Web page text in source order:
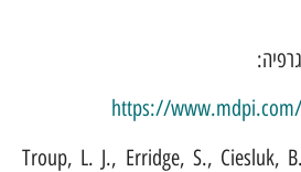
https://www.mdpi.com/
Troup, L. J., Erridge, S., Ciesluk,